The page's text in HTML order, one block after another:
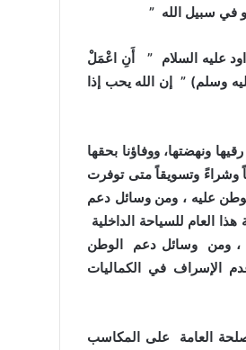
في سبيل الله ”
عليه السلام ” أَنِ اعْمَلْ
وسلم) ” إن الله يحب إذا
ونهضتها، ووفاؤنا بحقها
وشراءً وتسويقاً متى توفرت
عليه ، ومن وسائل دعم
العام للسياحة الداخلية
، ومن وسائل دعم الوطن
الإسراف في الكماليات
العامة على المكاسب